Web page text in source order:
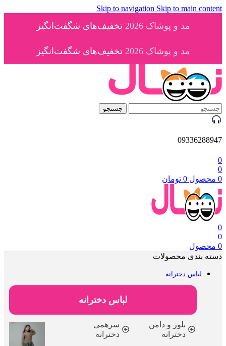
Skip to navigationSkip to main
مد و پوشاک 2026 تخفیف‌های شگفت‌انگیز
مد و پوشاک 2026 تخفیف‌های شگفت‌انگیز
جستجو
محصول 0 تومان
محصول
بندی محصولات
لباس دخترانه
لباس دخترانه
بلوز و دامن
دخترانه
سرهمی
دخترانه